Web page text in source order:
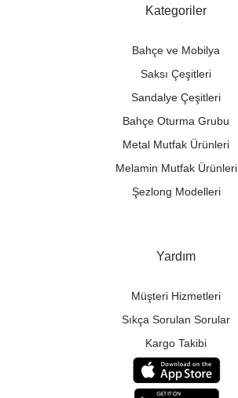
Kategoriler
Bahçe ve Mobilya
Saksı Çeşitleri
Sandalye Çeşitleri
Bahçe Oturma Grubu
Metal Mutfak Ürünleri
Melamin Mutfak Ürünleri
Şezlong Modelleri
Yardım
Müşteri Hizmetleri
Sıkça Sorulan Sorular
Kargo Takibi